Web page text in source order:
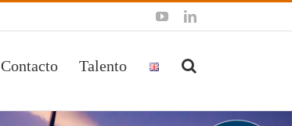
YouTubeLinkedIn
Contacto Talento